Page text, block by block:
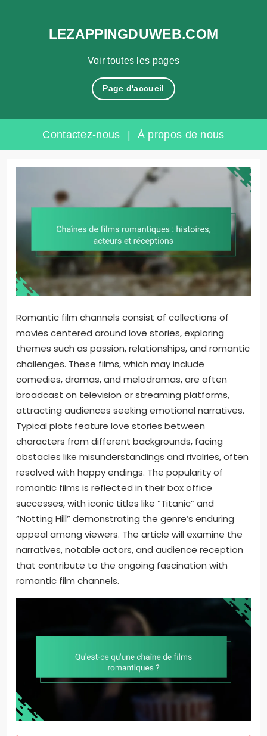
Voir toutes les pages
LEZAPPINGDUWEB.COM
Page d'accueil
Contactez-nous | À propos de nous
Romantic film channels consist of collections of
movies centered around love stories, exploring
themes such as passion, relationships, and romantic
challenges. These films, which may include
comedies, dramas, and melodramas, are often
broadcast on television or streaming platforms,
attracting audiences seeking emotional narratives.
Typical plots feature love stories between
characters from different backgrounds, facing
obstacles like misunderstandings and rivalries, often
resolved with happy endings. The popularity of
romantic films is reflected in their box office
successes, with iconic titles like “Titanic” and
“Notting Hill” demonstrating the genre’s enduring
appeal among viewers. The article will examine the
narratives, notable actors, and audience reception
that contribute to the ongoing fascination with
romantic film channels.